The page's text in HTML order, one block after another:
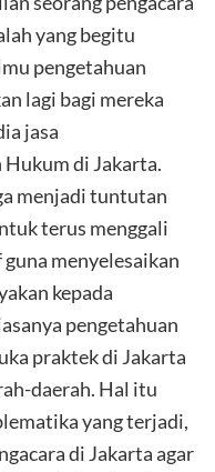
yang begitu
pengetahuan
lagi bagi mereka
jasa
di Jakarta.
menjadi tuntutan
terus menggali
menyelesaikan
kepada
pengetahuan
praktek di Jakarta
daerah. Hal itu
yang terjadi,
di Jakarta agar